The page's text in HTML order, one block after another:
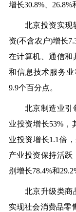
增长30.8%、26.8%
北京投资实现较
资(不含农户)增长
在计算机、通信和
和信息技术服务
9.9个百分点。
北京制造业引领
业投资增长53%，
业投资增长1.1倍
产业投资保持活跃
别增长78.4%和
北京升级类商品
实现社会消费品零